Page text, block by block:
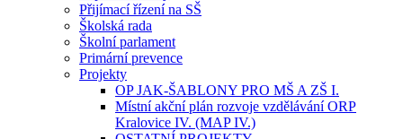
Přijímací řízení na SŠ
Školská rada
Školní parlament
Primární prevence
Projekty
OP JAK-ŠABLONY PRO MŠ A ZŠ I.
Místní akční plán rozvoje vzdělávání ORP
Kralovice IV. (MAP IV.)